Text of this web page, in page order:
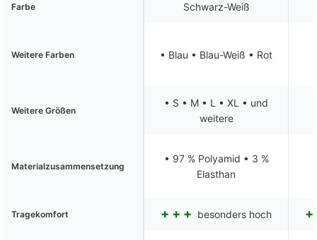
Farbe Schwarz-Weiß
Weitere Farben • Blau • Blau-Weiß • Rot
Weitere Größen
• S • M • L • XL • und
weitere
Materialzusammensetzung
• 97 % Polyamid • 3 %
Elasthan
Tragekomfort besonders hoch